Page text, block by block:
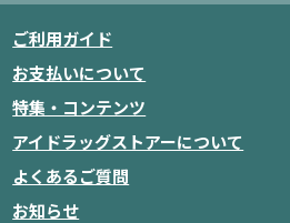
ご利用ガイド
お支払いについて
特集・コンテンツ
アイドラッグストアーについて
よくあるご質問
お知らせ